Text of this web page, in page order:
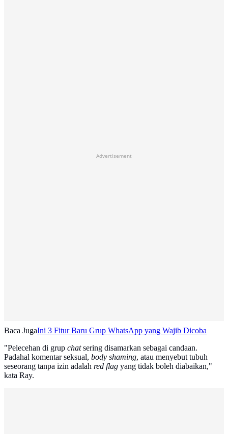
Advertisement
Baca JugaIni 3 Fitur Baru Grup WhatsApp yang Wajib Dicoba
"Pelecehan di grup chatsering disamarkan sebagai candaan.
Padahal komentar seksual, body shaming, atau menyebut tubuh
seseorang tanpa izin adalah red flag yang tidak boleh diabaikan,"
kata Ray.